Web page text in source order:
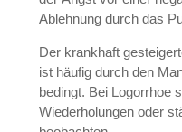
Ablehnung durch das
Der krankhaft
ist häufig durch den
bedingt. Bei Logorrhoe
Wiederholungen oder